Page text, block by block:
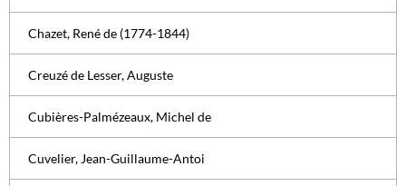
Chazet, René de (1774-1844)
Creuzé de Lesser, Auguste
Cubières-Palmézeaux, Michel de
Cuvelier, Jean-Guillaume-Antoi